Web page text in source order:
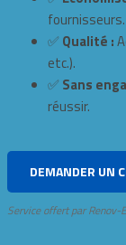
fournisseurs.
✅ Qualité :
etc.).
✅ Sans
réussir.
DEMANDER UN
Service offert par Renov-